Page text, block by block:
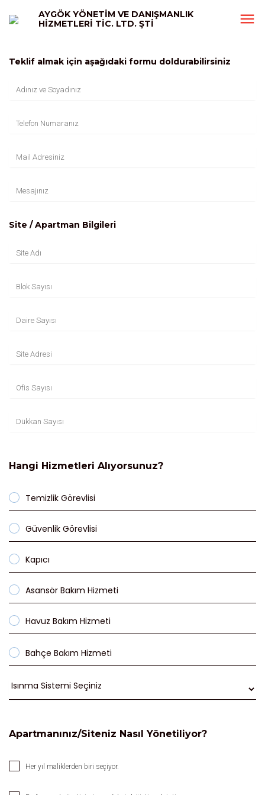
AYGÖK YÖNETİM VE DANIŞMANLIK
HİZMETLERİ TİC. LTD. ŞTİ
Teklif almak için aşağıdaki formu doldurabilirsiniz
Site / Apartman Bilgileri
Hangi Hizmetleri Alıyorsunuz?
Temizlik Görevlisi
Güvenlik Görevlisi
Kapıcı
Asansör Bakım Hizmeti
Havuz Bakım Hizmeti
Bahçe Bakım Hizmeti
Apartmanınız/Siteniz Nasıl Yönetiliyor?
Her yıl maliklerden biri seçiyor.